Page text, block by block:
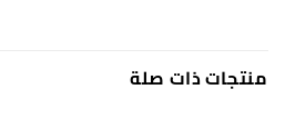
منتجات ذات صلة